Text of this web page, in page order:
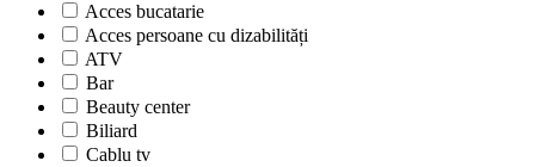
Acces bucatarie
Acces persoane cu dizabilități
ATV
Bar
Beauty center
Biliard
Cablu tv